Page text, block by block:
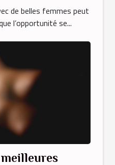
de belles femmes peut
l’opportunité se...